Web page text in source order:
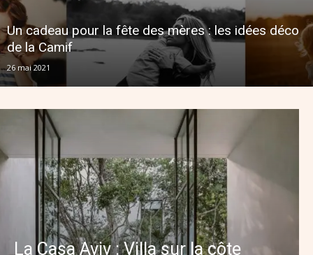
Un cadeau pour la fête des mères : les idées déco
de la Camif
26 mai 2021
La Casa Aviv : Villa sur la côte